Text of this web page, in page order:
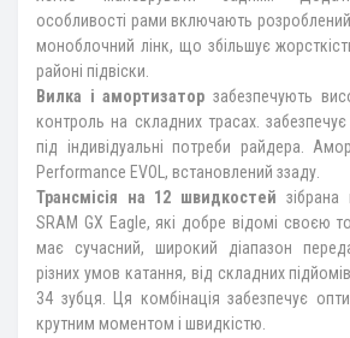
особливості рами включають розроблений
моноблочний лінк, що збільшує
районі підвіски.
Вилка і амортизатор забезпечують
контроль на складних трасах.
під індивідуальні потреби райдера.
Performance EVOL, встановлений ззаду.
Трансмісія на 12 швидкостей зібрана
SRAM GX Eagle, які добре відомі своєю
має сучасний, широкий діапазон
різних умов катання, від складних
34 зубця. Ця комбінація забезпечує
крутним моментом і швидкістю.